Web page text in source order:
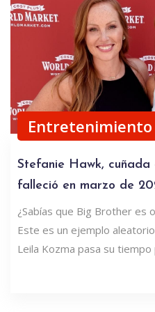
Entretenimiento
Stefanie Hawk,
falleció en marzo de
¿Sabías que Big Brother es
Este es un ejemplo
Leila Kozma pasa su tiempo